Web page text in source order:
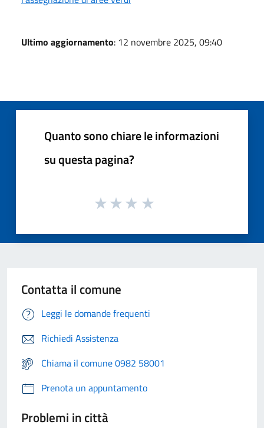
Ultimo aggiornamento: 12 novembre 2025, 09:40
Quanto sono chiare le informazioni
su questa pagina?
Contatta il comune
Leggi le domande frequenti
Richiedi Assistenza
Chiama il comune 0982 58001
Prenota un appuntamento
Problemi in città